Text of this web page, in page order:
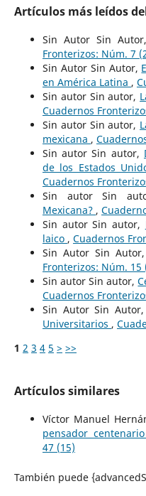
Artículos más leídos
Sin Autor Sin
Fronterizos: Núm. 7
Sin Autor Sin Autor,
en América Latina ,
Sin autor Sin autor,
Cuadernos
Sin autor Sin autor,
mexicana ,
Sin autor Sin autor,
de los Estados
Cuadernos
Sin autor Sin
Mexicana? ,
Sin autor Sin autor,
laico , Cuadernos
Sin Autor Sin Autor,
Fronterizos: Núm. 15
Sin autor Sin autor,
Cuadernos
Sin Autor Sin Autor,
Universitarios ,
1 2 3 4 5 > >>
Artículos similares
Víctor Manuel
pensador centenario
47 (15)
También puede